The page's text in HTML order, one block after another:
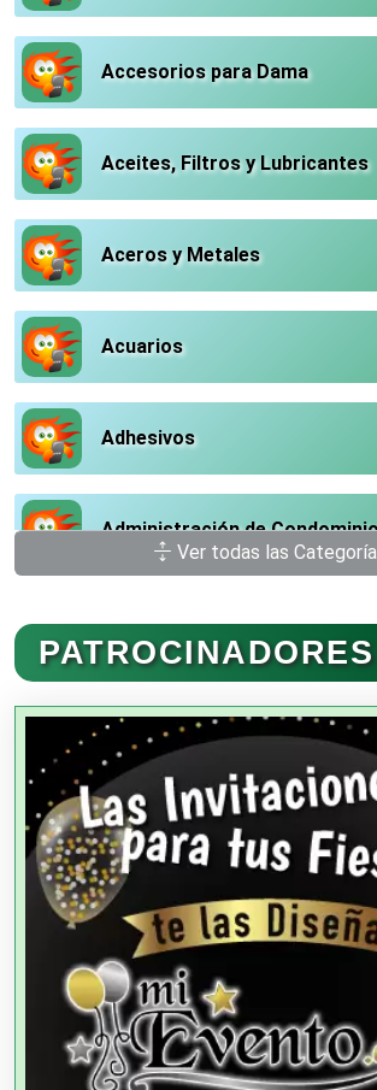
Accesorios para Dama
Aceites, Filtros y Lubricantes
Aceros y Metales
Acuarios
Adhesivos
Administración de
Administración de Empresas
Agencias Aduanales
Agencias de Autos
Agencias de Cobranza
Agencias de Colocación
Agencias de Modelos
Ver todas las
PATROCINADORES